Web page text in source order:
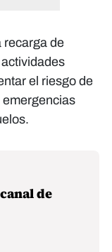
recarga de
el riesgo de
de